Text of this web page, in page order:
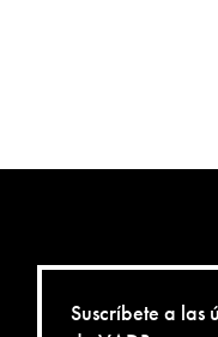
Suscríbete a las